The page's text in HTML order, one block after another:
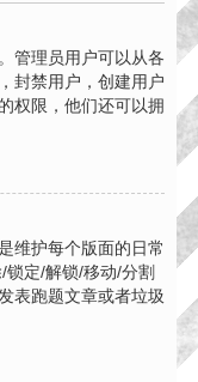
管理员用户可以从各
封禁用户，创建用户
权限，他们还可以拥
维护每个版面的日常
定/解锁/移动/分割
表跑题文章或者垃圾